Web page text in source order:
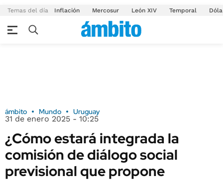
Temas del día Inflación Mercosur León XIV Temporal
ámbito Mundo Uruguay
31 de enero 2025 - 10:25
¿Cómo estará integrada la
comisión de diálogo social
previsional que propone